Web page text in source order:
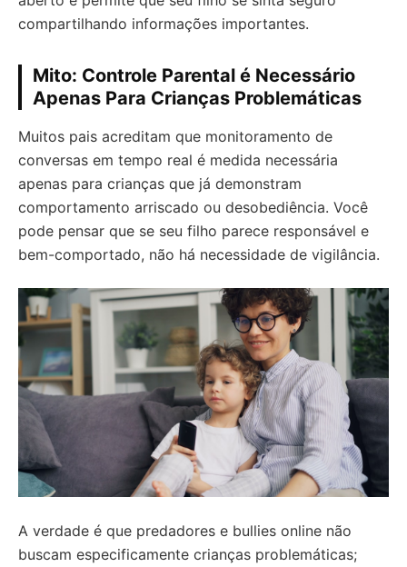
compartilhando informações importantes.
Mito: Controle Parental é Necessário
Apenas Para Crianças Problemáticas
Muitos pais acreditam que monitoramento de
conversas em tempo real é medida necessária
apenas para crianças que já demonstram
comportamento arriscado ou desobediência. Você
pode pensar que se seu filho parece responsável e
bem-comportado, não há necessidade de vigilância.
A verdade é que predadores e bullies online não
buscam especificamente crianças problemáticas;